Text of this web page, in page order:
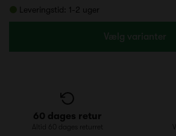
Leveringstid: 1-2 uger
Vælg varianter
60 dages retur
Altid 60 dages returret